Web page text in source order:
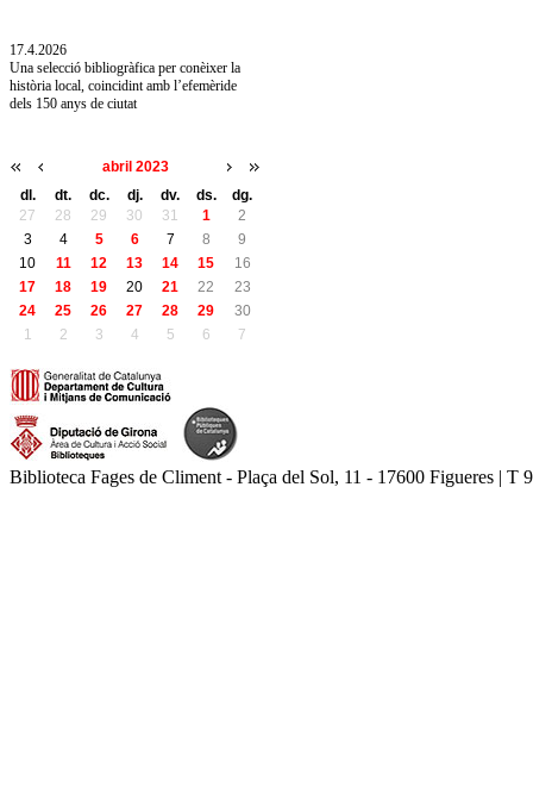
17.4.2026
Una selecció bibliogràfica per conèixer la
història local, coincidint amb l’efemèride
dels 150 anys de ciutat
abril 2023
dl.
dt. dc. dj. dv. ds.
dg.
27
28 29 30 31 1
2
3
4 5 6 7 8
9
10
11 12 13 14 15
16
17
18 19 20 21 22
23
24
25 26 27 28 29
30
1
2 3 4 5 6 7
Biblioteca Fages de Climent - Plaça del Sol, 11 - 17600 Figueres |